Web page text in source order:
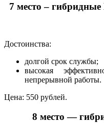
7 место –
Достоинства:
долгой срок службы;
высокая
непрерывной работы.
Цена: 550 рублей.
8 место —